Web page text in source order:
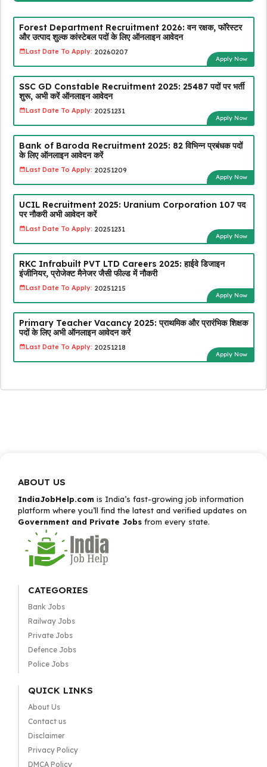
Forest Department Recruitment 2026: वन रक्षक, फॉरेस्टर
और उत्पाद शुल्क कांस्टेबल पदों के लिए ऑनलाइन आवेदन
Last Date To Apply: 20260207
Apply Now
SSC GD Constable Recruitment 2025: 25487 पदों पर भर्ती
शुरू, अभी करें ऑनलाइन आवेदन
Last Date To Apply: 20251231
Apply Now
Bank of Baroda Recruitment 2025: 82 विभिन्न प्रबंधक पदों
के लिए ऑनलाइन आवेदन करें
Last Date To Apply: 20251209
Apply Now
UCIL Recruitment 2025: Uranium Corporation 107 पद
पर नौकरी अभी आवेदन करें
Last Date To Apply: 20251231
Apply Now
RKC Infrabuilt PVT LTD Careers 2025: हाईवे डिजाइन
इंजीनियर, प्रोजेक्ट मैनेजर जैसी फील्ड में नौकरी
Last Date To Apply: 20251215
Apply Now
Primary Teacher Vacancy 2025: प्राथमिक और प्रारंभिक शिक्षक
पदों के लिए अभी ऑनलाइन आवेदन करें
Last Date To Apply: 20251218
Apply Now
ABOUT US
IndiaJobHelp.com is India’s fast-growing job information
platform where you’ll find the latest and verified updates on
Government and Private Jobs from every state.
CATEGORIES
Bank Jobs
Railway Jobs
Private Jobs
Defence Jobs
Police Jobs
QUICK LINKS
About Us
Contact us
Disclaimer
Privacy Policy
DMCA Policy